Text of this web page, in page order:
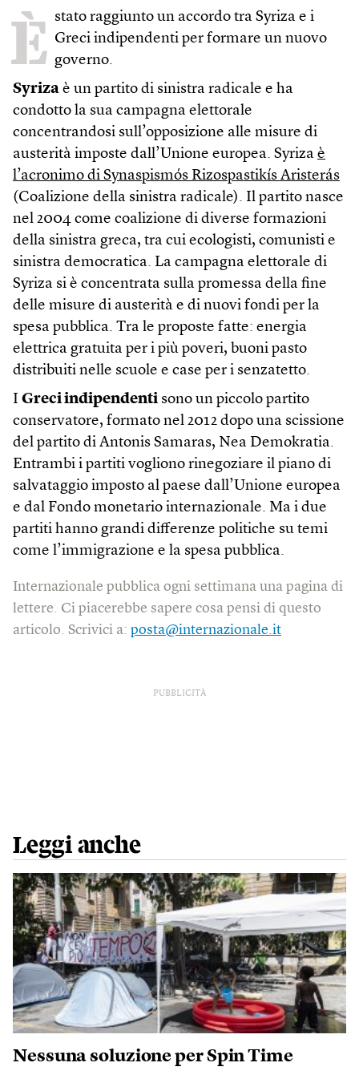
È stato raggiunto un accordo tra Syriza e i
Greci indipendenti per formare un nuovo
governo.
Syriza è un partito di sinistra radicale e ha
condotto la sua campagna elettorale
concentrandosi sull’opposizione alle misure di
austerità imposte dall’Unione europea. Syriza è
l’acronimo di Synaspismós Rizospastikís Aristerás
(Coalizione della sinistra radicale). Il partito nasce
nel 2004 come coalizione di diverse formazioni
della sinistra greca, tra cui ecologisti, comunisti e
sinistra democratica. La campagna elettorale di
Syriza si è concentrata sulla promessa della fine
delle misure di austerità e di nuovi fondi per la
spesa pubblica. Tra le proposte fatte: energia
elettrica gratuita per i più poveri, buoni pasto
distribuiti nelle scuole e case per i senzatetto.
I Greci indipendenti sono un piccolo partito
conservatore, formato nel 2012 dopo una scissione
del partito di Antonis Samaras, Nea Demokratia.
Entrambi i partiti vogliono rinegoziare il piano di
salvataggio imposto al paese dall’Unione europea
e dal Fondo monetario internazionale. Ma i due
partiti hanno grandi differenze politiche su temi
come l’immigrazione e la spesa pubblica.
Internazionale pubblica ogni settimana una pagina di
lettere. Ci piacerebbe sapere cosa pensi di questo
articolo. Scrivici a: posta@internazionale.it
PUBBLICITÀ
Leggi anche
Nessuna soluzione per Spin Time